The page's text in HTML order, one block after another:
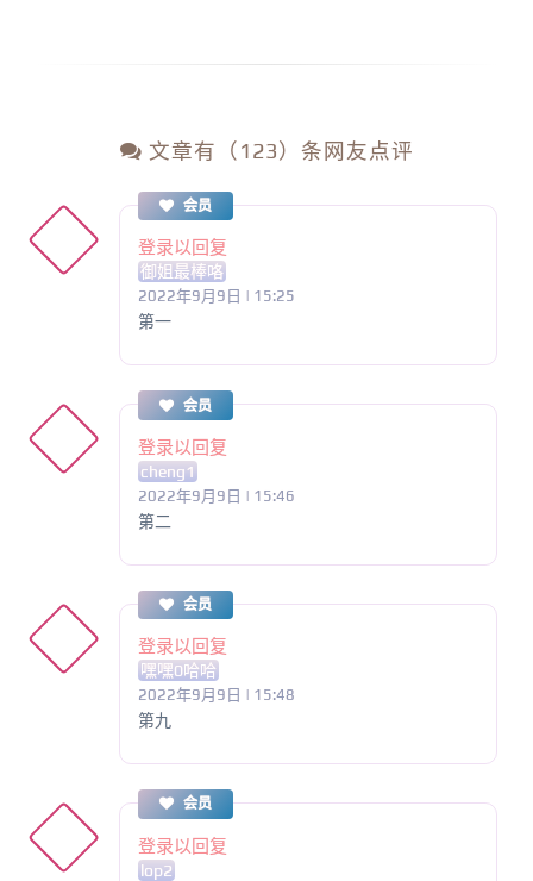
文章有（123）条网友点评
会员
登录以回复
御姐最棒咯
2022年9月9日 | 15:25
第一
会员
登录以回复
cheng1
2022年9月9日 | 15:46
第二
会员
登录以回复
嘿嘿0哈哈
2022年9月9日 | 15:48
第九
会员
登录以回复
lop2